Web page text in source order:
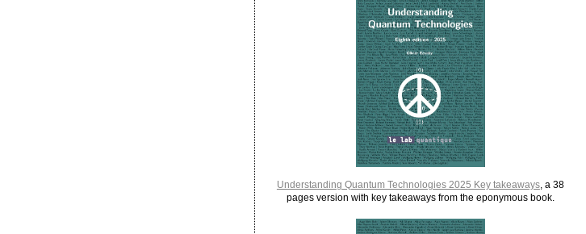
Understanding Quantum Technologies 2025 Key takeaways, a 38
pages version with key takeaways from the eponymous book.